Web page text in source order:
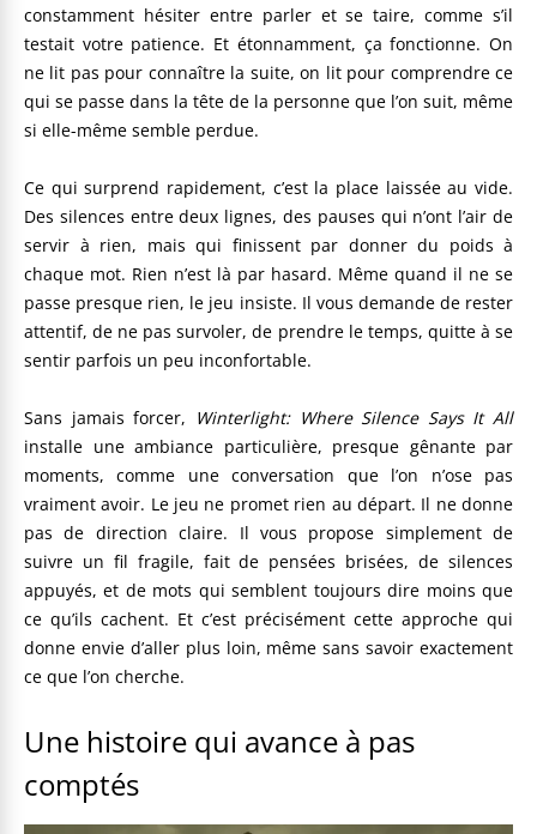
constamment hésiter entre parler et se taire, comme s’il
testait votre patience. Et étonnamment, ça fonctionne. On
ne lit pas pour connaître la suite, on lit pour comprendre ce
qui se passe dans la tête de la personne que l’on suit, même
si elle-même semble perdue.
Ce qui surprend rapidement, c’est la place laissée au vide.
Des silences entre deux lignes, des pauses qui n’ont l’air de
servir à rien, mais qui finissent par donner du poids à
chaque mot. Rien n’est là par hasard. Même quand il ne se
passe presque rien, le jeu insiste. Il vous demande de rester
attentif, de ne pas survoler, de prendre le temps, quitte à se
sentir parfois un peu inconfortable.
Sans jamais forcer, Winterlight: Where Silence Says It All
installe une ambiance particulière, presque gênante par
moments, comme une conversation que l’on n’ose pas
vraiment avoir. Le jeu ne promet rien au départ. Il ne donne
pas de direction claire. Il vous propose simplement de
suivre un fil fragile, fait de pensées brisées, de silences
appuyés, et de mots qui semblent toujours dire moins que
ce qu’ils cachent. Et c’est précisément cette approche qui
donne envie d’aller plus loin, même sans savoir exactement
ce que l’on cherche.
Une histoire qui avance à pas
comptés